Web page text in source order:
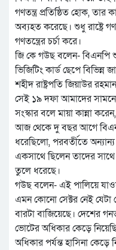
গণতন্ত্র প্রতিষ্ঠিত হোক,
অব্যহত করেছে। শুধু রাষ্ট্রে
গণতন্ত্রের চর্চা করে।
জি কে গউছ বলেন- বিএনপি
ভিজিটিং কার্ড ছেপে বিভিন্ন
শহীদ রাষ্ট্রপতি জিয়াউর
সেই ১৯ দফা আমাদের
সংস্কার বলে মায়া কান্না
আজ থেকে দু বছর আগে
ধরেছিলো, পরবর্তীতে
একসাথে ছিলেন তাদের
তুলে ধরেছে।
গউছ বলেন- এই পালিয়ে
এমন কোনো সেক্টর নেই যেটা
বারটা বাজিয়েছে। দেশের
ভোটের অধিকার কেড়ে
অধিকার পর্যন্ত হাসিনা